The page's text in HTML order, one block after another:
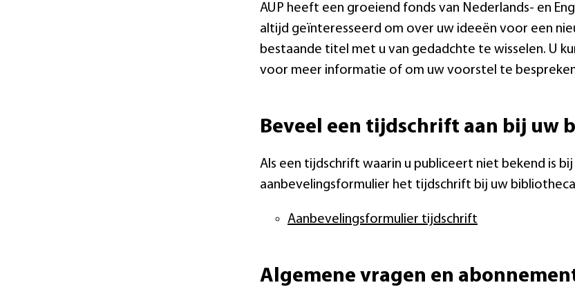
AUP heeft een groeiend fonds van Nederlands- en
altijd geïnteresseerd om over uw ideeën voor een
bestaande titel met u van gedadchte te wisselen. U
voor meer informatie of om uw voorstel te
Beveel een tijdschrift aan bij uw
Als een tijdschrift waarin u publiceert niet bekend is
aanbevelingsformulier het tijdschrift bij uw
Aanbevelingsformulier tijdschrift
Algemene vragen en